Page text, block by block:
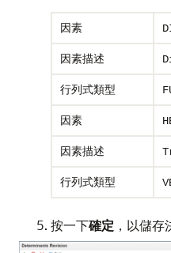
因素
因素描述
行列式類型
因素
因素描述
行列式類型
按一下確定 ，以儲存